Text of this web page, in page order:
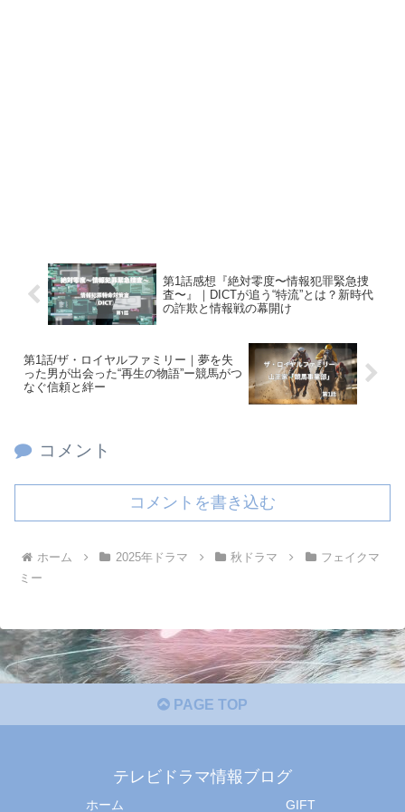
第1話感想『絶対零度〜情報犯罪緊急捜
査〜』｜DICTが追う“特流”とは？新時代
の詐欺と情報戦の幕開け
第1話/ザ・ロイヤルファミリー｜夢を失
った男が出会った“再生の物語”ー競馬がつ
なぐ信頼と絆ー
コメント
コメントを書き込む
ホーム 2025年ドラマ 秋ドラマ
フェイクマ
ミー
PAGE TOP
テレビドラマ情報ブログ
ホーム GIFT